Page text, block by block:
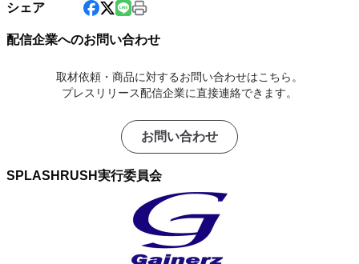
シェア
配信企業へのお問い合わせ
取材依頼・商品に対するお問い合わせはこちら。
プレスリリース配信企業に直接連絡できます。
お問い合わせ
SPLASHRUSH実行委員会